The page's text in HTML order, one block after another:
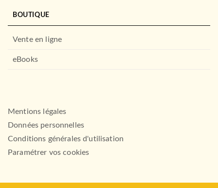
FAYARD NOIR
BOUTIQUE
Vente en ligne
eBooks
Mentions légales
Données personnelles
Conditions générales d'utilisation
Paramétrer vos cookies